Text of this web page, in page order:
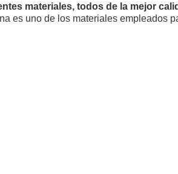
materiales, todos de la mejor
es uno de los materiales empleados